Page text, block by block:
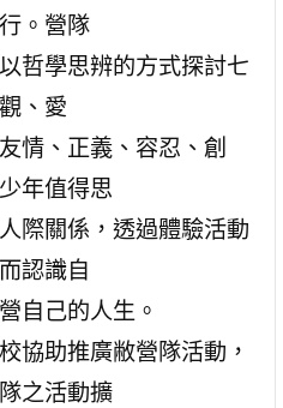
。營隊
哲學思辨的方式探討七
、愛
情、正義、容忍、創
年值得思
際關係，透過體驗活動
認識自
自己的人生。
協助推廣敝營隊活動，
之活動擴